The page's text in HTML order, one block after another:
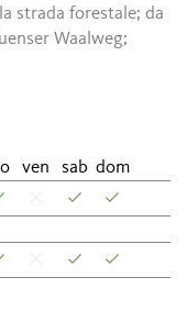
strada forestale; da
Waalweg;
ven sab dom